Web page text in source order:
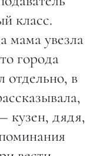
класс.
мама увезла
города
в
кузен, дядя,